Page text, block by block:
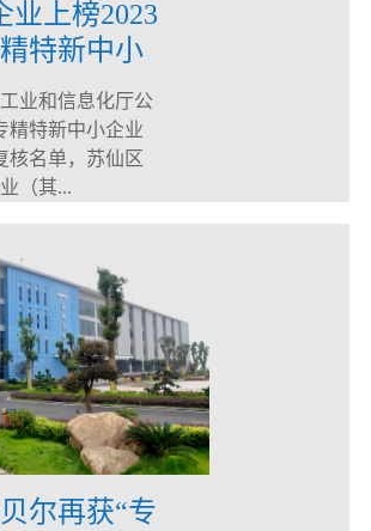
业上榜2023
特新中小
业和信息化厅公
精特新中小企业
核名单，苏仙区
（其...
尔再获“专